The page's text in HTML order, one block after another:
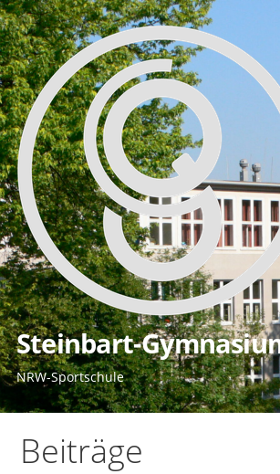
Zum
Inhalt
springen
Steinbart-
NRW-Sportschule
Beiträge